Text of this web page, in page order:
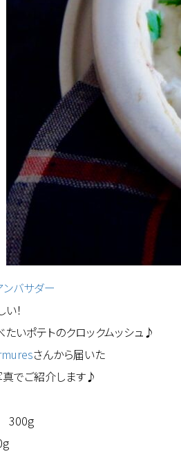
バサダー
！
たいポテトのクロックムッシュ♪
さんから届いた
真でご紹介します♪
300g